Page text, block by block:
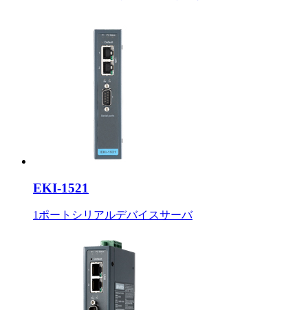
EKI-1521
1ポートシリアルデバイスサーバ